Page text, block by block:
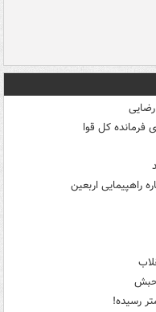
فرمانده کل قوا
راهپیمایی اربعین